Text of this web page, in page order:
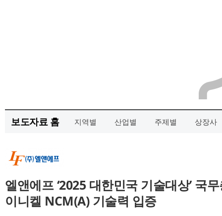
보도자료 홈 지역별 산업별 주제별 상장사
엘앤에프 ‘2025 대한민국 기술대상’ 국
이니켈 NCM(A) 기술력 입증